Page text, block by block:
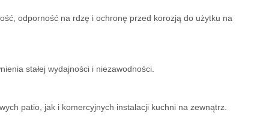
odporność na rdzę i ochronę przed korozją do użytku na
stałej wydajności i niezawodności.
patio, jak i komercyjnych instalacji kuchni na zewnątrz.